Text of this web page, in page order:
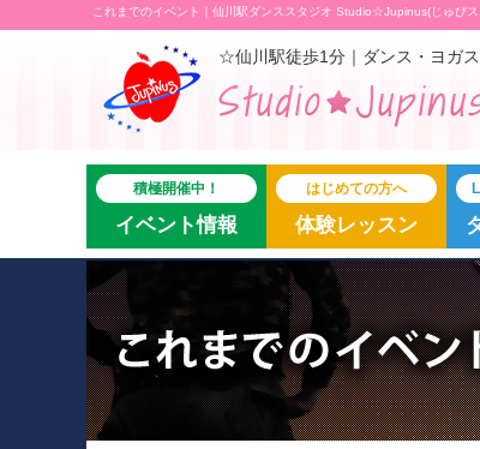
これまでのイベント｜仙川駅ダンススタジオ Studio☆Jupinus(じゅぴス
☆仙川駅徒歩1分｜ダンス・ヨガ
積極開催中！
イベント情報
はじめての方へ
体験レッスン